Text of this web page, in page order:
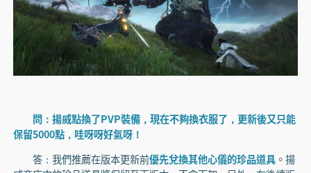
問：揚威點換了PVP裝備，現在不夠換衣服了，更新後又只能
保留5000點，哇呀呀好氣呀！
答：我們推薦在版本更新前優先兌換其他心儀的珍品道具。揚